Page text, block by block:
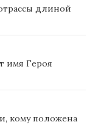
длиной
имя Героя
кому положена